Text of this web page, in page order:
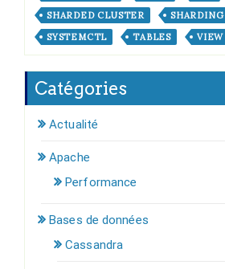
SHARDED CLUSTER
SHARDING
SYSTEMCTL
TABLES VIEW
Catégories
Actualité
Apache
Performance
Bases de données
Cassandra